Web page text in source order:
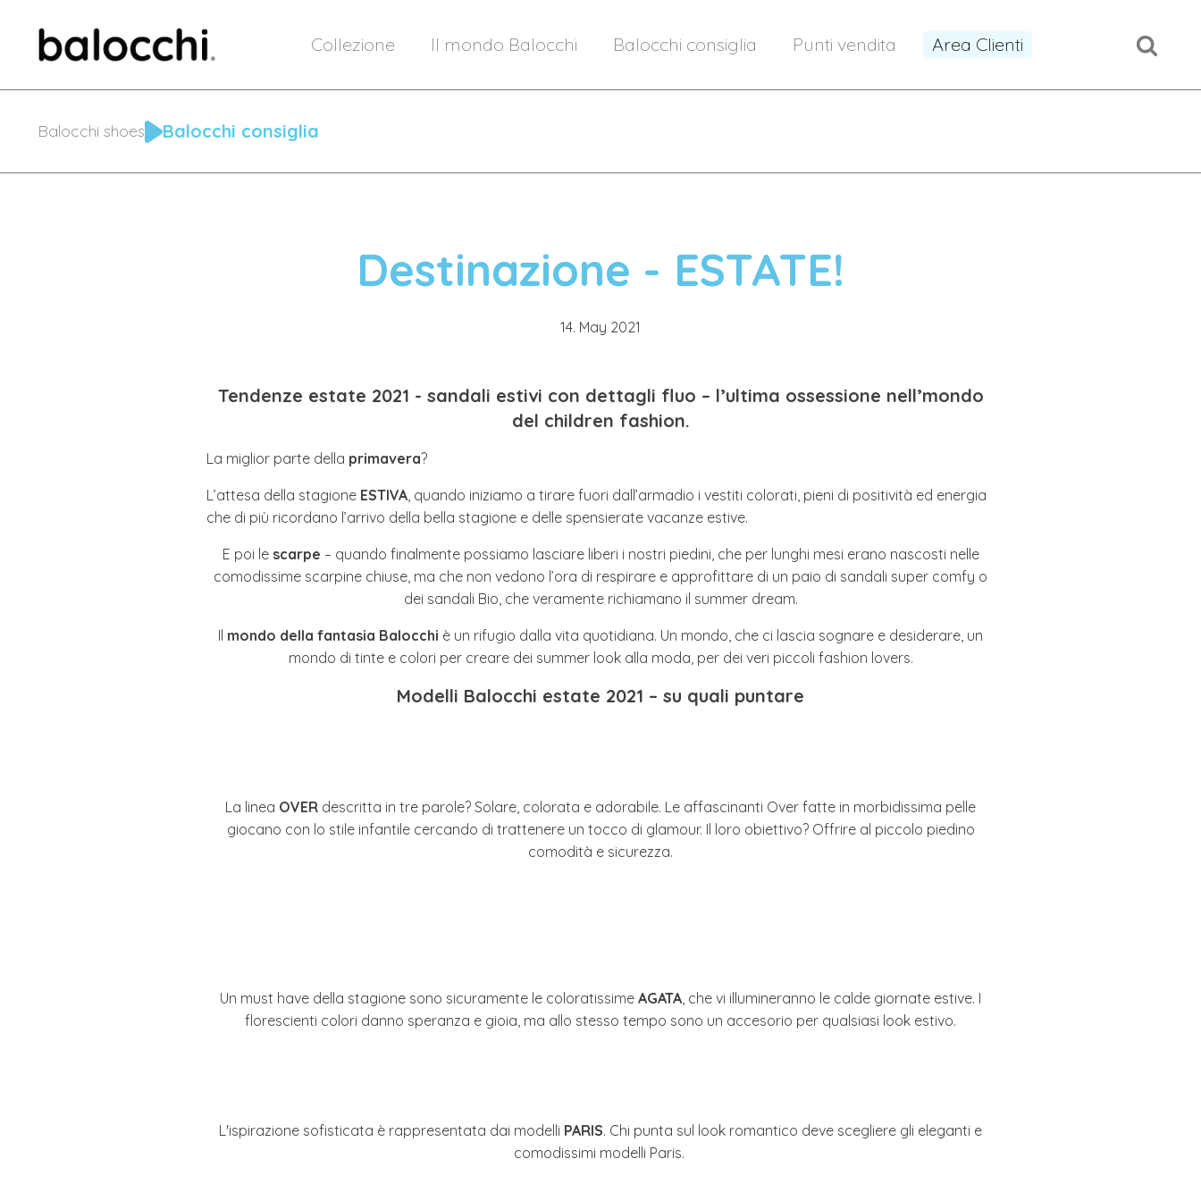
Collezione Il mondo Balocchi Balocchi consiglia Punti vendita Area Clienti
Balocchi shoes Balocchi consiglia
Destinazione - ESTATE!
14. May 2021
Tendenze estate 2021 - sandali estivi con dettagli fluo – l’ultima ossessione nell’mondo
del children fashion.
La miglior parte della primavera?
L’attesa della stagione ESTIVA, quando iniziamo a tirare fuori dall’armadio i vestiti colorati, pieni di positività ed energia
che di più ricordano l’arrivo della bella stagione e delle spensierate vacanze estive.
E poi le scarpe – quando finalmente possiamo lasciare liberi i nostri piedini, che per lunghi mesi erano nascosti nelle
comodissime scarpine chiuse, ma che non vedono l’ora di respirare e approfittare di un paio di sandali super comfy o
dei sandali Bio, che veramente richiamano il summer dream.
Il mondo della fantasia Balocchi è un rifugio dalla vita quotidiana. Un mondo, che ci lascia sognare e desiderare, un
mondo di tinte e colori per creare dei summer look alla moda, per dei veri piccoli fashion lovers.
Modelli Balocchi estate 2021 – su quali puntare
La linea OVER descritta in tre parole? Solare, colorata e adorabile. Le affascinanti Over fatte in morbidissima pelle
giocano con lo stile infantile cercando di trattenere un tocco di glamour. Il loro obiettivo? Offrire al piccolo piedino
comodità e sicurezza.
Un must have della stagione sono sicuramente le coloratissimeAGATA, che vi illumineranno le calde giornate estive. I
florescienti colori danno speranza e gioia, ma allo stesso tempo sono un accesorio per qualsiasi look estivo.
L'ispirazione sofisticata è rappresentata dai modelli PARIS. Chi punta sul look romantico deve scegliere gli eleganti e
comodissimi modelli Paris.